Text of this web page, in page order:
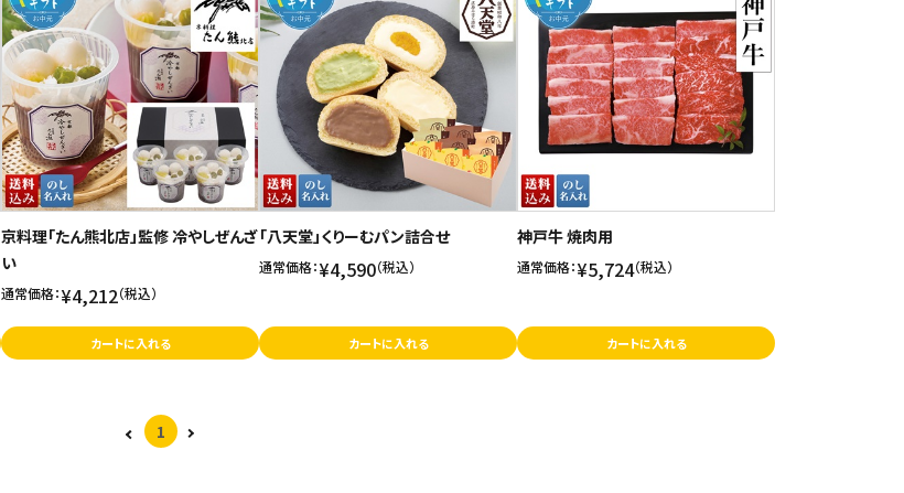
京料理「たん熊北店」監修 冷やしぜんざ
い
通常価格：¥4,212（税込）
カートに入れる
「八天堂」くりーむパン詰合せ
通常価格：¥4,590（税込）
カートに入れる
神戸牛 焼肉用
通常価格：¥5,724（税込）
カートに入れる
1